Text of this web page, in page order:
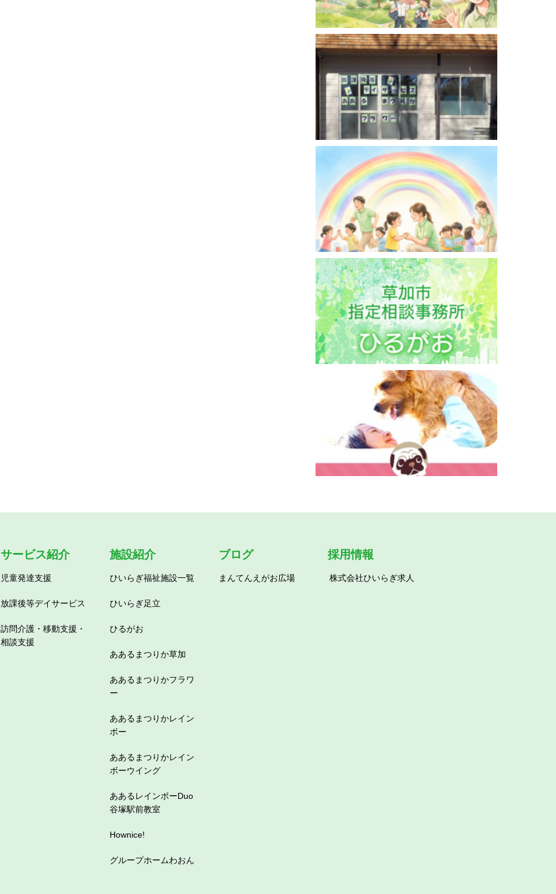
ああるまつりか草加【放課後等デイサービス】
埼玉県草加市
ああるまつりかフラワー【放課後等デイサービ
ス】
ああるレインボーDuo谷塚駅前教室【児童発達
支援】
ひるがお【相談支援】
サービス紹介
児童発達支援
放課後等デイサービス
訪問介護・移動支援・
相談支援
施設紹介
ひいらぎ福祉施設一覧
ひいらぎ足立
ひるがお
ああるまつりか草加
ああるまつりかフラワ
ー
ああるまつりかレイン
ボー
ああるまつりかレイン
ボーウイング
ああるレインボーDuo
谷塚駅前教室
Hownice!
グループホームわおん
ブログ
まんてんえがお広場
採用情報
株式会社ひいらぎ求人